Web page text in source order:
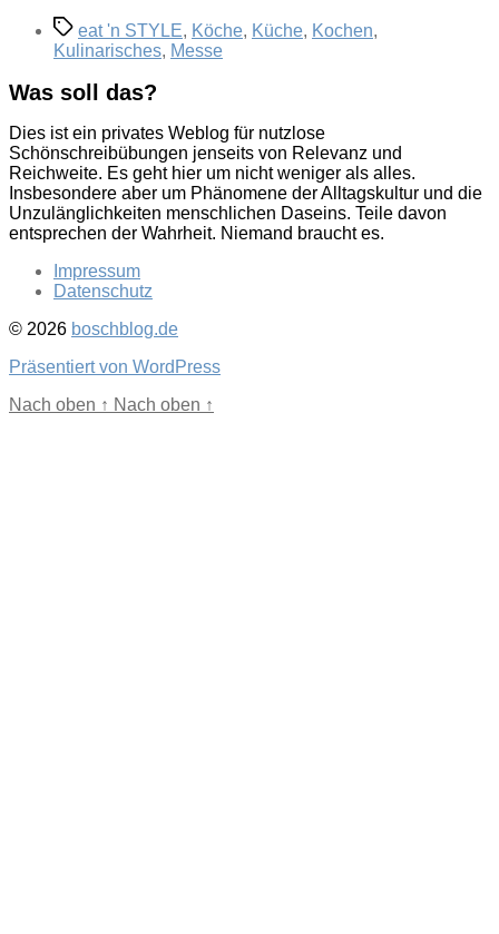
Schlagwörter
eat 'n STYLE, Köche, Küche, Kochen,
Kulinarisches, Messe
Was soll das?
Dies ist ein privates Weblog für nutzlose
Schönschreibübungen jenseits von Relevanz und
Reichweite. Es geht hier um nicht weniger als alles.
Insbesondere aber um Phänomene der Alltagskultur und die
Unzulänglichkeiten menschlichen Daseins. Teile davon
entsprechen der Wahrheit. Niemand braucht es.
Impressum
Datenschutz
© 2026 boschblog.de
Präsentiert von WordPress
Nach oben ↑ Nach oben ↑